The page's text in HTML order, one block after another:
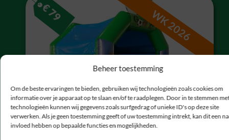
Beheer toestemming
Om de beste ervaringen te bieden, gebruiken wij technologieën zoals cookies om
informatie over je apparaat op te slaan en/of te raadplegen. Door in te stemmen
technologieën kunnen wij gegevens zoals surfgedrag of unieke ID's op deze site
verwerken. Als je geen toestemming geeft of uw toestemming intrekt, kan dit een
invloed hebben op bepaalde functies en mogelijkheden.
WK 2026
Springkussen Voetbal
€
79